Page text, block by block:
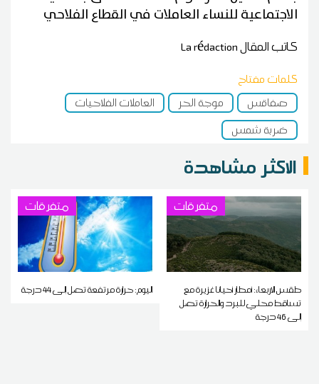
الاجتماعية للنساء العاملات في القطاع الفلاحي
كاتب المقالLa rédaction
كلمات مفتاح
صفاقس
موجة الحر
العاملات الفلاحيات
ضربة شمس
الاكثر مشاهدة
متفرقات
طقس الاربعاء: أمطار أحيانا غزيرة مع
تساقط محلي للبرد والحرارة تصل
إلى 46 درجة
متفرقات
اليوم: حرارة مرتفعة تصل إلى 44 درجة